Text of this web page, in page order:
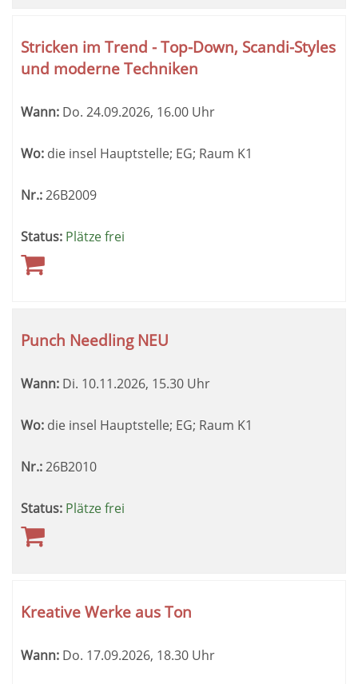
Stricken im Trend - Top-Down, Scandi-Styles
und moderne Techniken
Wann: Do. 24.09.2026, 16.00 Uhr
Wo: die insel Hauptstelle; EG; Raum K1
Nr.:26B2009
Status: Plätze frei
Punch Needling NEU
Wann: Di. 10.11.2026, 15.30 Uhr
Wo: die insel Hauptstelle; EG; Raum K1
Nr.:26B2010
Status: Plätze frei
Kreative Werke aus Ton
Wann: Do. 17.09.2026, 18.30 Uhr